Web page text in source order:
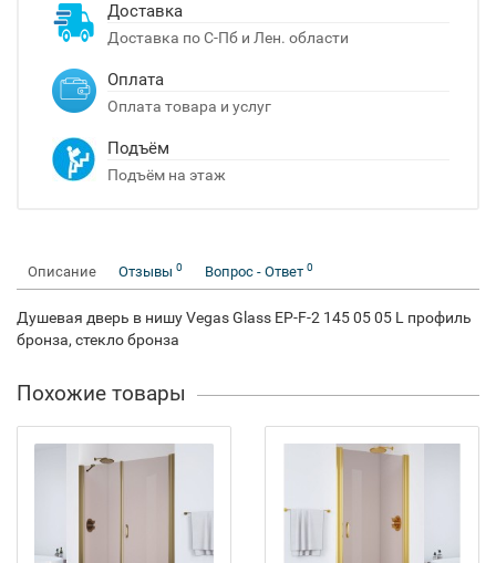
Доставка
Доставка по С-Пб и Лен. области
Оплата
Оплата товара и услуг
Подъём
Подъём на этаж
Описание Отзывы 0 Вопрос - Ответ 0
Душевая дверь в нишу Vegas Glass EP-F-2 145 05 05 L профиль
бронза, стекло бронза
Похожие товары